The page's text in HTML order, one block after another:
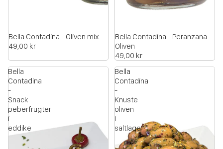
Bella Contadina - Oliven mix
49,00 kr
Bella Contadina - Peranzana
Oliven
49,00 kr
Bella
Contadina
-
Snack
peberfrugter
i
eddike
Bella
Contadina
-
Knuste
oliven
i
saltlage